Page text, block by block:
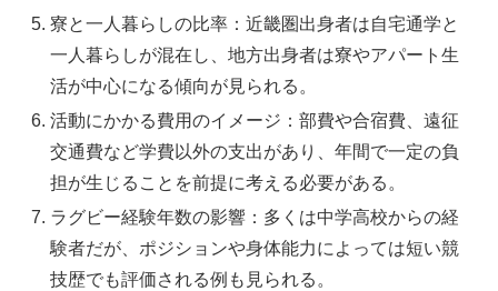
寮と一人暮らしの比率：近畿圏出身者は自宅通学と
一人暮らしが混在し、地方出身者は寮やアパート生
活が中心になる傾向が見られる。
活動にかかる費用のイメージ：部費や合宿費、遠征
交通費など学費以外の支出があり、年間で一定の負
担が生じることを前提に考える必要がある。
ラグビー経験年数の影響：多くは中学高校からの経
験者だが、ポジションや身体能力によっては短い競
技歴でも評価される例も見られる。